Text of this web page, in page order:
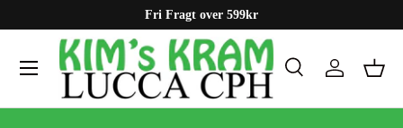
Gå til indhold
Fri Fragt over 599kr
Søg
Søg Log indKurv
Menu